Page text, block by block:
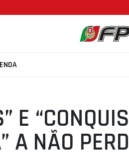
E
A NÃO